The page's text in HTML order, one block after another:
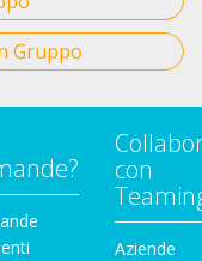
Gruppo
con
Aziende